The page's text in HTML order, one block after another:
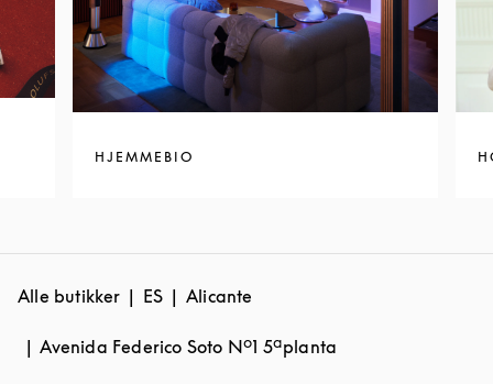
HJEMMEBIO
Alle butikker ES Alicante
Avenida Federico Soto Nº1 5ªplanta